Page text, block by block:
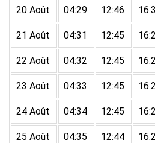
20 Août 04:29 12:46
21 Août 04:31 12:45
22 Août 04:32 12:45
23 Août 04:33 12:45
24 Août 04:34 12:45
25 Août 04:35 12:44